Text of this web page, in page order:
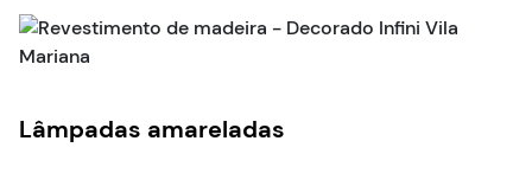
Lâmpadas amareladas